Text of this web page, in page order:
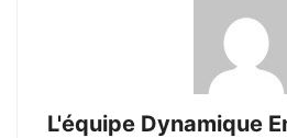
L'équipe Dynamique